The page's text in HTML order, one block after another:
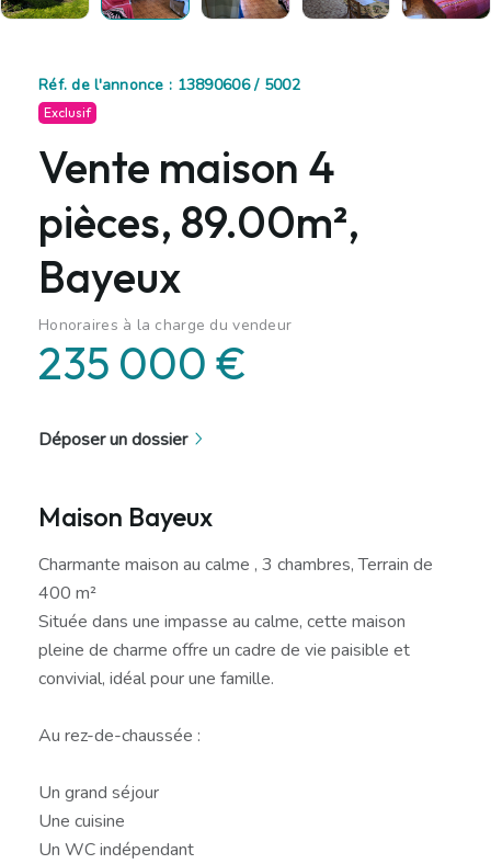
Réf. de l'annonce : 13890606 / 5002
Exclusif
Vente maison 4
pièces, 89.00m²,
Bayeux
Honoraires à la charge du vendeur
235 000 €
Déposer un dossier
Maison Bayeux
Charmante maison au calme , 3 chambres, Terrain de
400 m²
Située dans une impasse au calme, cette maison
pleine de charme offre un cadre de vie paisible et
convivial, idéal pour une famille.
Au rez-de-chaussée :
Un grand séjour
Une cuisine
Un WC indépendant